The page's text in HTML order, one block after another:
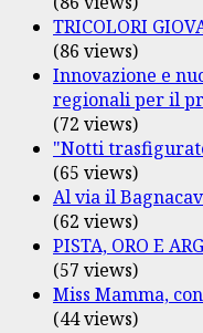
TRICOLORI
(86 views)
Innovazione e
regionali per il
(72 views)
"Notti
(65 views)
Al via il
(62 views)
PISTA, ORO E
(57 views)
Miss Mamma,
(44 views)